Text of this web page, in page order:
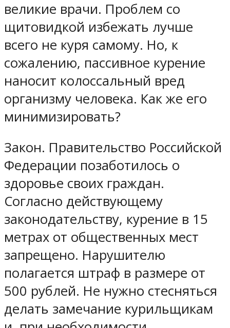
великие врачи. Проблем со
щитовидкой избежать лучше
всего не куря самому. Но, к
сожалению, пассивное курение
наносит колоссальный вред
организму человека. Как же его
минимизировать?
Закон. Правительство Российской
Федерации позаботилось о
здоровье своих граждан.
Согласно действующему
законодательству, курение в 15
метрах от общественных мест
запрещено. Нарушителю
полагается штраф в размере от
500 рублей. Не нужно стесняться
делать замечание курильщикам